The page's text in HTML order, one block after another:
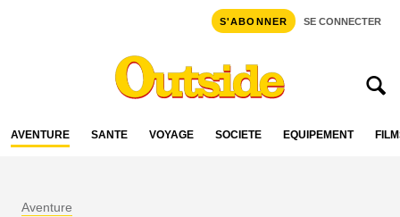
S'ABONNER SE CONNECTER
AVENTURE SANTÉ VOYAGE SOCIÉTÉ ÉQUIPEMENT
Aventure